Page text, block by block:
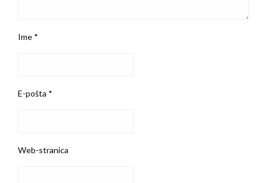
Ime *
E-pošta *
Web-stranica